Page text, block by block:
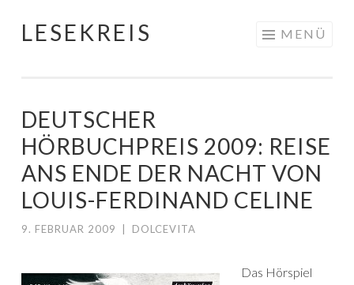
Springe
LESEKREIS MENÜ
DEUTSCHER
HÖRBUCHPREIS 2009: REISE
ANS ENDE DER NACHT VON
LOUIS-FERDINAND CELINE
9. FEBRUAR 2009 DOLCEVITA
Das Hörspiel